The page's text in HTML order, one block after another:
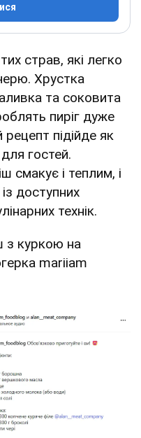
страв, які легко
Хрустка
та соковита
пиріг дуже
підійде як
гостей.
смакує і теплим, і
доступних
технік.
з куркою на
mariiam